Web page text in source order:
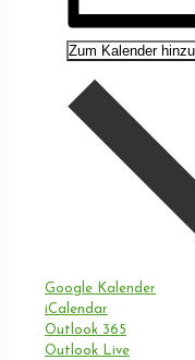
Zum Kalender
Google Kalender
iCalendar
Outlook 365
Outlook Live